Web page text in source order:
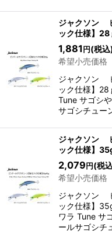
ジャクソン
ック仕様】28
1,881 円 (税込
希望小売価格
ジャクソン
ック仕様】28
Tune サゴシ
サゴシチュー
ジャクソン
ック仕様】
2,079 円 (税
希望小売価格
ジャクソン
ック仕様】
ワラ Tune サ
ールサゴシチ